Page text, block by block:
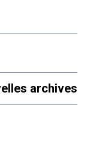
archives